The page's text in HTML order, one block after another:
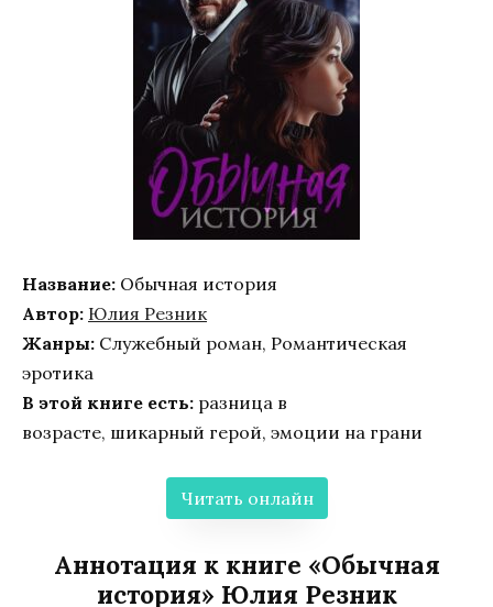
Название: Обычная история
Автор: Юлия Резник
Жанры: Служебный роман, Романтическая
эротика
В этой книге есть: разница в
возрасте, шикарный герой, эмоции на грани
Читать онлайн
Аннотация к книге «Обычная
история» Юлия Резник